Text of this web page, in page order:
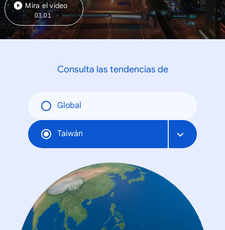
Mira el video
03:01
Consulta las tendencias de
Global
Taiwán